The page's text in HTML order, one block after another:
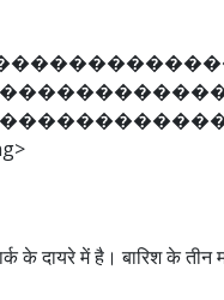
�����������
�����������
�����������
g>
के दायरे में है। बारिश के